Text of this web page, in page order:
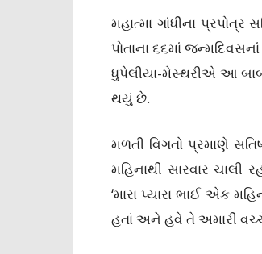
મહાત્મા ગાંધીના
પોતાના ૬૬માં
ધુપેલીયા-મેસ્થરીએ આ
થયું છે.
મળતી વિગતો પ્રમાણે
મહિનાથી સારવાર ચાલી
‘મારા પ્યારા ભાઈ એક
હતાં અને હવે તે અમારી વચ્ચે